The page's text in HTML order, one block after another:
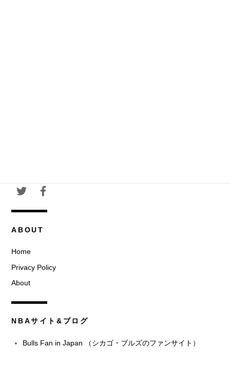
ABOUT
Home
Privacy Policy
About
NBAサイト&ブログ
Bulls Fan in Japan （シカゴ・ブルズのファンサイト）